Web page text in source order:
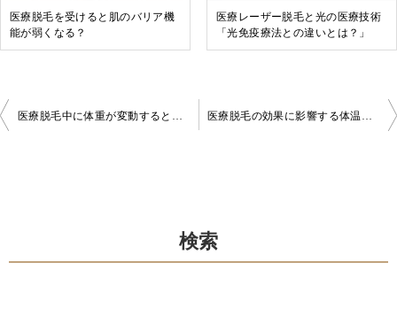
医療脱毛を受けると肌のバリア機
能が弱くなる？
医療レーザー脱毛と光の医療技術
「光免疫療法との違いとは？」
投
医療脱毛中に体重が変動すると効果に影響しますか？ 医療脱毛の効果に影響する体温とは？照射効果との関係を解説
検索